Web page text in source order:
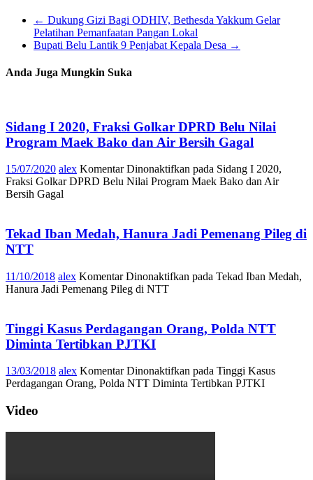
← Dukung Gizi Bagi ODHIV, Bethesda Yakkum Gelar
Pelatihan Pemanfaatan Pangan Lokal
Bupati Belu Lantik 9 Penjabat Kepala Desa →
Anda Juga Mungkin Suka
Sidang I 2020, Fraksi Golkar DPRD Belu Nilai
Program Maek Bako dan Air Bersih Gagal
15/07/2020 alex Komentar Dinonaktifkan pada Sidang I 2020,
Fraksi Golkar DPRD Belu Nilai Program Maek Bako dan Air
Bersih Gagal
Tekad Iban Medah, Hanura Jadi Pemenang Pileg di
NTT
11/10/2018 alex Komentar Dinonaktifkan pada Tekad Iban Medah,
Hanura Jadi Pemenang Pileg di NTT
Tinggi Kasus Perdagangan Orang, Polda NTT
Diminta Tertibkan PJTKI
13/03/2018 alex Komentar Dinonaktifkan pada Tinggi Kasus
Perdagangan Orang, Polda NTT Diminta Tertibkan PJTKI
Video